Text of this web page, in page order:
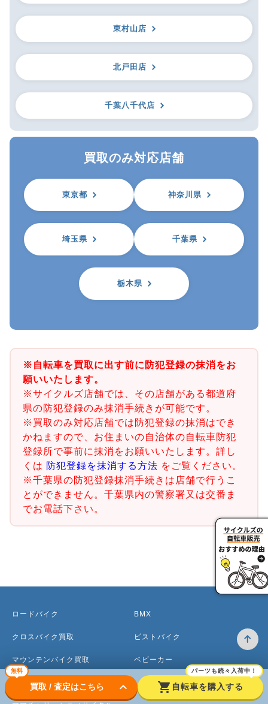
東村山店
北戸田店
千葉八千代店
買取のみ対応店舗
東京都 神奈川県
埼玉県 千葉県
栃木県
※自転車を買取に出す前に防犯登録の抹消をお
願いいたします。
※サイクルズ店舗では、その店舗がある都道府
県の防犯登録のみ抹消手続きが可能です。
※買取のみ対応店舗では防犯登録の抹消はでき
かねますので、お住まいの自治体の自転車防犯
登録所で事前に抹消をお願いいたします。詳し
くは 防犯登録を抹消する方法 をご覧ください。
※千葉県の防犯登録抹消手続きは店舗で行うこ
とができません。千葉県内の警察署又は交番ま
でお電話下さい。
無料
買取 / 査定はこちら keyboard_arrow_down shopping_cart
パーツも続々入荷中！
自転車を購入する
ロードバイク
クロスバイク買取
マウンテンバイク買取
電動アシスト自転車
BMX
ピストバイク
ベビーカー